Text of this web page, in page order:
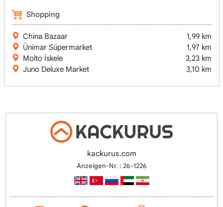
Shopping
China Bazaar
1,99 km
Ünimar Süpermarket
1,97 km
Molto İskele
3,23 km
Juno Deluxe Market
3,10 km
kackurus.com
Anzeigen-Nr. : 26-1226